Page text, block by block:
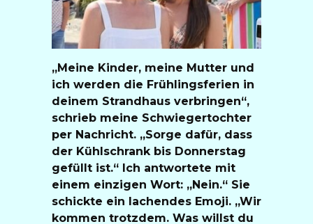
„Meine Kinder, meine Mutter und
ich werden die Frühlingsferien in
deinem Strandhaus verbringen“,
schrieb meine Schwiegertochter
per Nachricht. „Sorge dafür, dass
der Kühlschrank bis Donnerstag
gefüllt ist.“ Ich antwortete mit
einem einzigen Wort: „Nein.“ Sie
schickte ein lachendes Emoji. „Wir
kommen trotzdem. Was willst du